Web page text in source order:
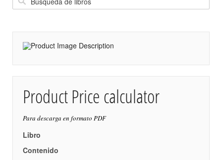
Product Price calculator
Para descarga en formato PDF
Libro
Contenido